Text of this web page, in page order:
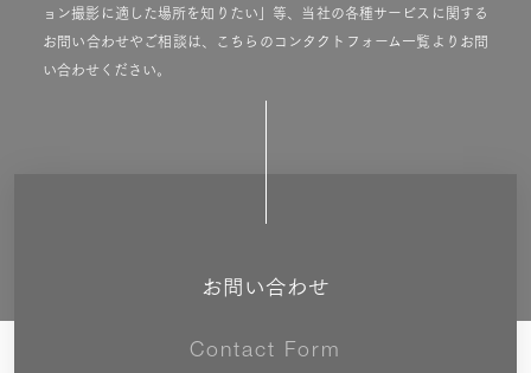
ョン撮影に適した場所を知りたい」等、当社の各種サービスに関する
お問い合わせやご相談は、こちらのコンタクトフォーム一覧よりお問
い合わせください。
お問い合わせ
Contact Form